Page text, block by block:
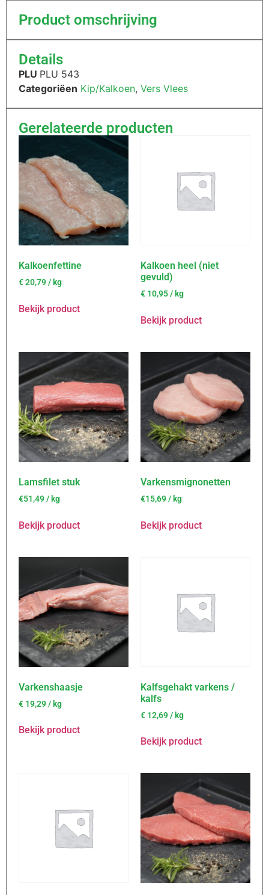
Product omschrijving
Details
PLU PLU 543
Categoriëen Kip/Kalkoen, Vers Vlees
Gerelateerde producten
Kalkoenfettine
€20,79/ kg
Bekijk product
Kalkoen heel (niet
gevuld)
€ 10,95/ kg
Bekijk product
Lamsfilet stuk
€51,49 / kg
Bekijk product
Varkensmignonetten
€15,69 / kg
Bekijk product
Varkenshaasje
€ 19,29/ kg
Bekijk product
Kalfsgehakt varkens /
kalfs
€ 12,69/ kg
Bekijk product